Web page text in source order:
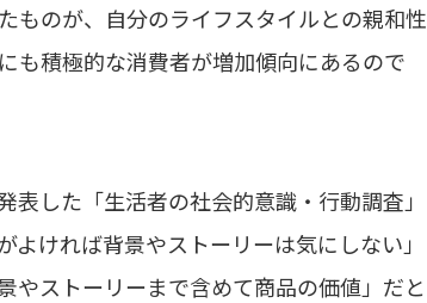
ものが、自分のライフスタイルとの親和性
も積極的な消費者が増加傾向にあるので
した「生活者の社会的意識・行動調査」
ければ背景やストーリーは気にしない」
やストーリーまで含めて商品の価値」だと